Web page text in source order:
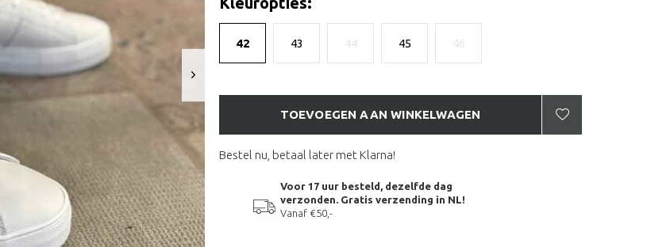
42 43 44 45 46
TOEVOEGEN AAN WINKELWAGEN
Bestel nu, betaal later met Klarna!
Voor 17 uur besteld, dezelfde dag
verzonden. Gratis verzending in NL!
Vanaf €50,-